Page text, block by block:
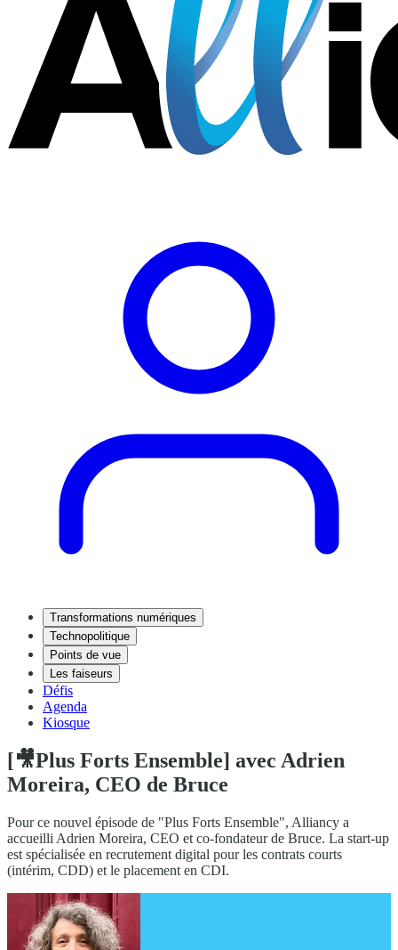
Transformations numériques
Technopolitique
Points de vue
Les faiseurs
Défis
Agenda
Kiosque
[🎥Plus Forts Ensemble] avec Adrien
Moreira, CEO de Bruce
Pour ce nouvel épisode de "Plus Forts Ensemble", Alliancy a
accueilli Adrien Moreira, CEO et co-fondateur de Bruce. La start-up
est spécialisée en recrutement digital pour les contrats courts
(intérim, CDD) et le placement en CDI.